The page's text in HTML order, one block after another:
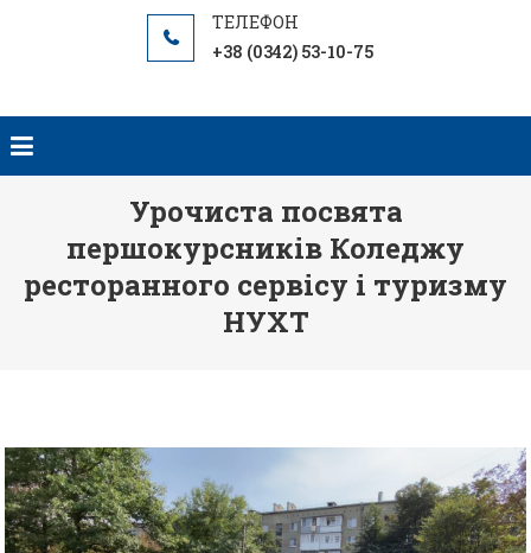
+38 (0342) 53-10-75
Урочиста посвята
першокурсників Коледжу
ресторанного сервісу і туризму
НУХТ